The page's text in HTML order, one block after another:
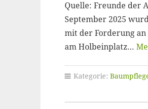
Quelle: Freunde der
September 2025
mit der Forderung
am Holbeinplatz…
Kategorie: